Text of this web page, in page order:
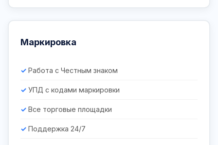
Маркировка
Работа с Честным знаком
УПД с кодами маркировки
Все торговые площадки
Поддержка 24/7